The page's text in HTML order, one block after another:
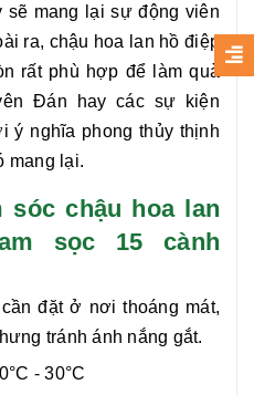
sẽ mang lại sự động viên
ra, chậu hoa lan hồ điệp
rất phù hợp để làm quà
Đán hay các sự kiện
ý nghĩa phong thủy thịnh
mang lại.
sóc chậu hoa lan
sọc 15 cành
đặt ở nơi thoáng mát,
tránh ánh nắng gắt.
- 30°C